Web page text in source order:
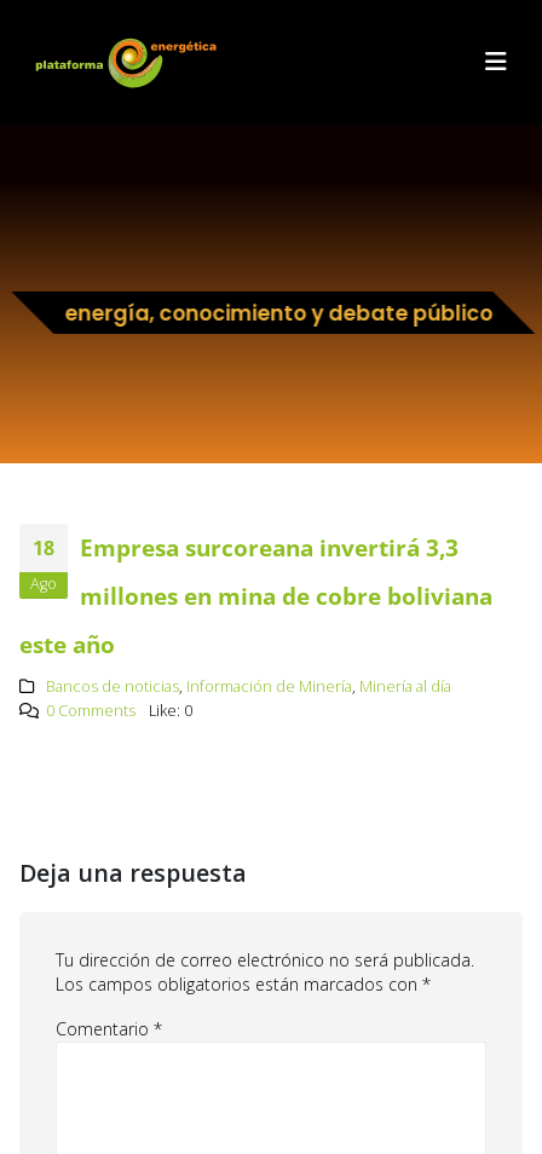
energía, conocimiento y debate público
18
Ago
Empresa surcoreana invertirá 3,3
millones en mina de cobre boliviana
este año
Bancos de noticias, Información de Minería, Minería al día
0 Comments
Like: 0
Deja una respuesta
Tu dirección de correo electrónico no será publicada.
Los campos obligatorios están marcados con *
Comentario *